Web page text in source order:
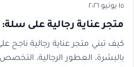
١٥ يونيو ٢٠٢٦
متجر عناية رجالية على سلة:
كيف تبني متجر عناية رجالية ناجح
بالبشرة، العطور الرجالية،